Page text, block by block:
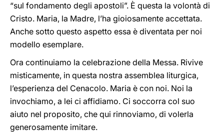
“sul fondamento degli apostoli”. È questa la volontà di
Cristo. Maria, la Madre, l’ha gioiosamente accettata.
Anche sotto questo aspetto essa è diventata per noi
modello esemplare.
Ora continuiamo la celebrazione della Messa. Rivive
misticamente, in questa nostra assemblea liturgica,
l’esperienza del Cenacolo. Maria è con noi. Noi la
invochiamo, a lei ci affidiamo. Ci soccorra col suo
aiuto nel proposito, che qui rinnoviamo, di volerla
generosamente imitare.